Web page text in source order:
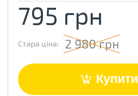
795 грн
Стара ціна: 2 980 грн
Купити